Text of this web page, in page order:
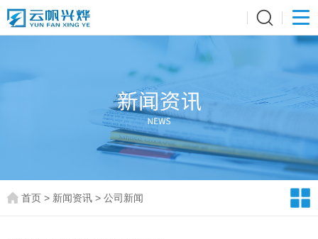
首页 > 新闻资讯 > 公司新闻